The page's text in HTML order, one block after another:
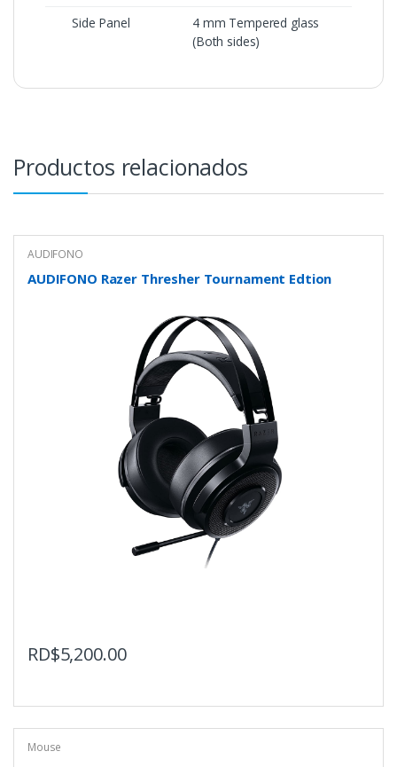
Side Panel
4 mm Tempered glass
(Both sides)
Productos relacionados
AUDIFONO
AUDIFONO Razer Thresher Tournament Edtion
RD$5,200.00
Mouse